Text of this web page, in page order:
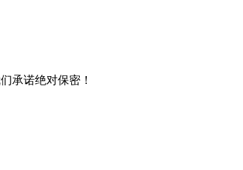
承诺绝对保密！